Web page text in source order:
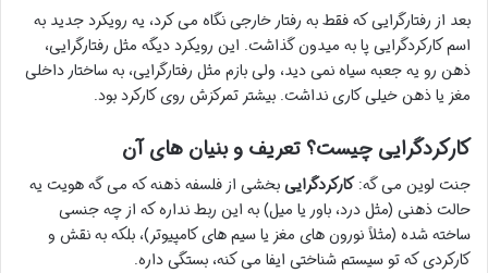
بعد از رفتارگرایی که فقط به رفتار خارجی نگاه می کرد، یه رویکرد جدید به
اسم کارکردگرایی پا به میدون گذاشت. این رویکرد دیگه مثل رفتارگرایی،
ذهن رو یه جعبه سیاه نمی دید، ولی بازم مثل رفتارگرایی، به ساختار داخلی
مغز یا ذهن خیلی کاری نداشت. بیشتر تمرکزش روی کارکرد بود.
کارکردگرایی چیست؟ تعریف و بنیان های آن
جنت لوین می گه:کارکردگراییبخشی از فلسفه ذهنه که می گه هویت یه
حالت ذهنی (مثل درد، باور یا میل) به این ربط نداره که از چه جنسی
ساخته شده (مثلاً نورون های مغز یا سیم های کامپیوتر)، بلکه به نقش و
کارکردی که تو سیستم شناختی ایفا می کنه، بستگی داره.